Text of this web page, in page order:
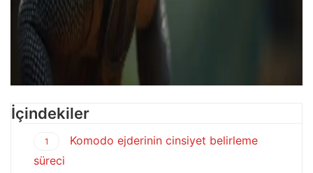
İçindekiler
1
Komodo ejderinin cinsiyet belirleme
süreci